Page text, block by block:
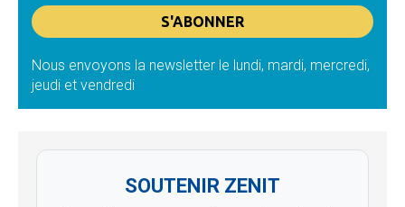
Nous envoyons la newsletter le lundi, mardi, mercredi,
jeudi et vendredi
SOUTENIR ZENIT